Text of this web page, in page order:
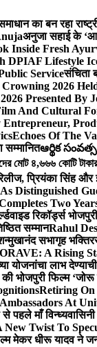
का बन रहा
अनुजा सहाई के
Inside Fresh
DPIAF Lifestyle
Serviceसंचिता
2026
Presented By
And Cultural
Entrepreneur,
Echoes Of The
ఆర్థిక
৪,৬৬৬ কোটি টাকার
प्रियंका सिंह और
Distinguished
Two
रिकॉर्ड्स
सम्मानRahul
सभागृह
A Rising
योजनांचा लाभ
भोजपुरी फिल्म
Retiring
At
माँ विन्ध्यवासिनी
New Twist To
मेकर धीरू यादव ने